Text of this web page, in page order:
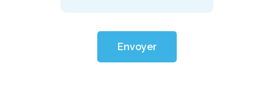
Envoyer